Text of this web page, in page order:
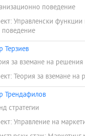
поведение
Управленски функции
Терзиев
за вземане на решения
Теория за вземане на
Трендафилов
стратегии
Управление на